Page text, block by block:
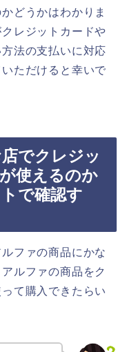
どうかはわかりま
レジットカードや
法の支払いに対応
ただけると幸いで
でクレジッ
使えるのか
で確認す
ファの商品にかな
ルファの商品をク
て購入できたらい